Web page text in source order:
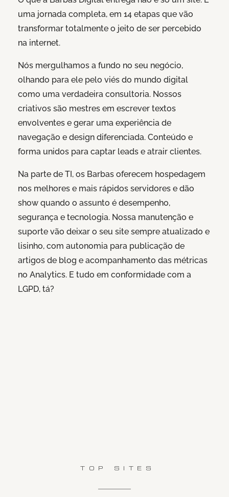
uma jornada completa, em 14 etapas que vão
transformar totalmente o jeito de ser percebido
na internet.
Nós mergulhamos a fundo no seu negócio,
olhando para ele pelo viés do mundo digital
como uma verdadeira consultoria. Nossos
criativos são mestres em escrever textos
envolventes e gerar uma experiência de
navegação e design diferenciada. Conteúdo e
forma unidos para captar leads e atrair clientes.
Na parte de TI, os Barbas oferecem hospedagem
nos melhores e mais rápidos servidores e dão
show quando o assunto é desempenho,
segurança e tecnologia. Nossa manutenção e
suporte vão deixar o seu site sempre atualizado e
lisinho, com autonomia para publicação de
artigos de blog e acompanhamento das métricas
no Analytics. E tudo em conformidade com a
LGPD, tá?
TOP SITES